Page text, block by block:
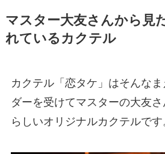
マスター大友さんから見
れているカクテル
カクテル「恋タケ」はそんな
ダーを受けてマスターの大友
らしいオリジナルカクテルです